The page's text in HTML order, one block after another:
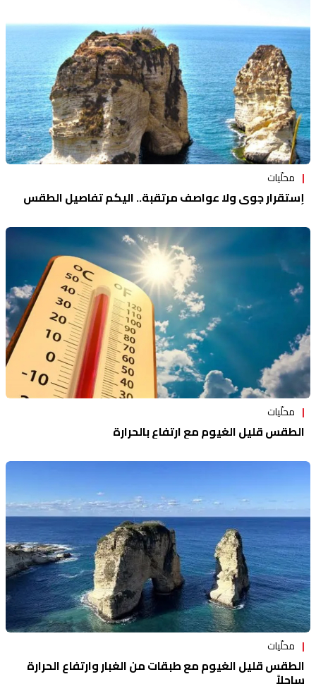
منوعات
محلّيات
إستقرار جوي ولا عواصف مرتقبة.. اليكم تفاصيل الطقس
محلّيات
الطقس قليل الغيوم مع ارتفاع بالحرارة
محلّيات
الطقس قليل الغيوم مع طبقات من الغبار وارتفاع الحرارة
ساحلاً